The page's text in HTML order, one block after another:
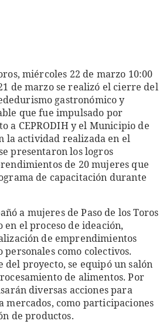
miércoles 22 de marzo 10:00
de marzo se realizó el cierre del
gastronómico y
que fue impulsado por
a CEPRODIH y el Municipio de
la actividad realizada en el
presentaron los logros
de 20 mujeres que
de capacitación durante
a mujeres de Paso de los Toros
en el proceso de ideación,
de emprendimientos
como colectivos.
del proyecto, se equipó un salón
de alimentos. Por
diversas acciones para
mercados, como participaciones
de productos.